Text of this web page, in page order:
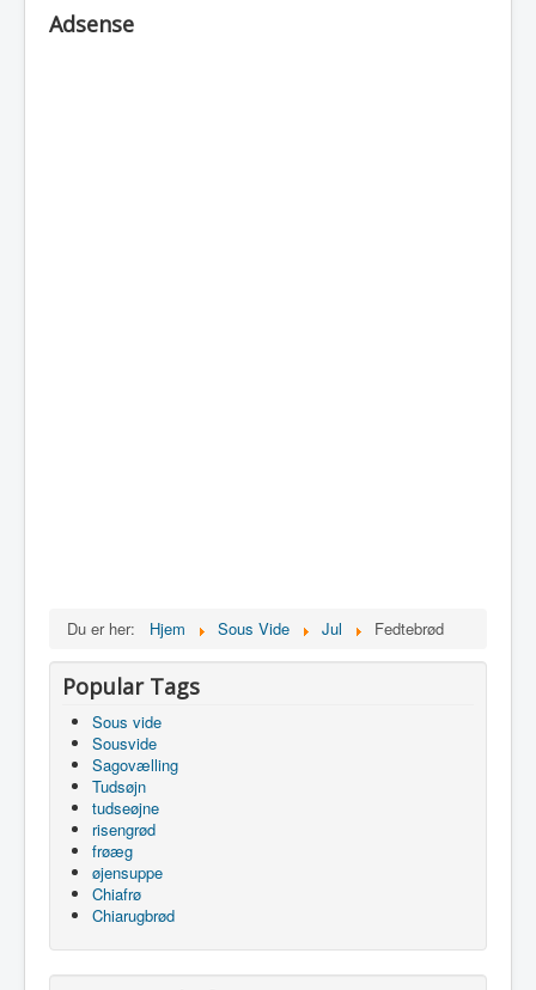
Adsense
Du er her: Hjem Sous Vide Jul Fedtebrød
Popular Tags
Sous vide
Sousvide
Sagovælling
Tudsøjn
tudseøjne
risengrød
frøæg
øjensuppe
Chiafrø
Chiarugbrød